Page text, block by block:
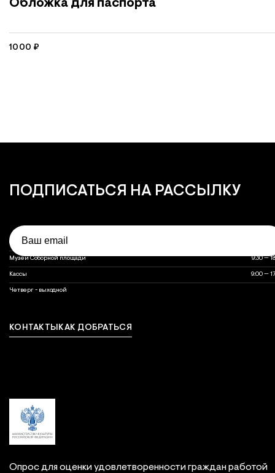
Обложка для паспорта
1000 ₽
ПОДПИСАТЬСЯ НА РАССЫЛКУ
Email
Часы работы объектов музея
Объект
Оружейная палата
Музеи Соборной площади 9:30 —
Кассы 9:00 —
Четверг - выходной
Связаться с нами
КОНТАКТЫКАК ДОБРАТЬСЯ
Опрос для оценки удовлетворенности граждан работой